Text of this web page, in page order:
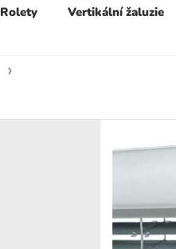
Rolety Vertikální žaluzie